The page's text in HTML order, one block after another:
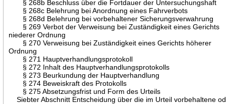
§ 268b Beschluss über die Fortdauer der Untersuchungshaft
§ 268c Belehrung bei Anordnung eines Fahrverbots
§ 268d Belehrung bei vorbehaltener Sicherungsverwahrung
§ 269 Verbot der Verweisung bei Zuständigkeit eines Gerichts
niederer Ordnung
§ 270 Verweisung bei Zuständigkeit eines Gerichts höherer
Ordnung
§ 271 Hauptverhandlungsprotokoll
§ 272 Inhalt des Hauptverhandlungsprotokolls
§ 273 Beurkundung der Hauptverhandlung
§ 274 Beweiskraft des Protokolls
§ 275 Absetzungsfrist und Form des Urteils
Siebter Abschnitt Entscheidung über die im Urteil vorbehaltene